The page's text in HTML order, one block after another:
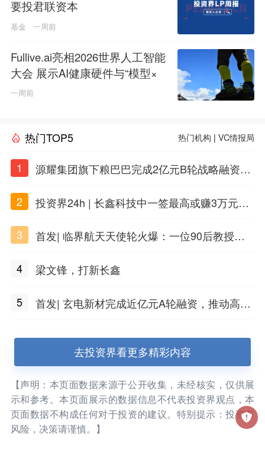
要投君联资本
基金 一周前
Fullive.ai亮相2026世界人工智能
大会 展示AI健康硬件与“模型×
本体”创新技术路径
一周前
热门TOP5 热门机构 |VC情报局
1
源耀集团旗下粮巴巴完成2亿元B轮战略融资，
2
投资界24h | 长鑫科技中一签最高或赚3万元；
兴质新域基金
3
首发| 临界航天天使轮火爆：一位90后教授用A
4
梁文锋，打新长鑫
5
首发| 玄电新材完成近亿元A轮融资，推动高端
去投资界看更多精彩内容
【声明：本页面数据来源于公开收集，未经核实，仅供展
示和参考。本页面展示的数据信息不代表投资界观点，本
页面数据不构成任何对于投资的建议。特别提示：投资有
风险，决策请谨慎。】